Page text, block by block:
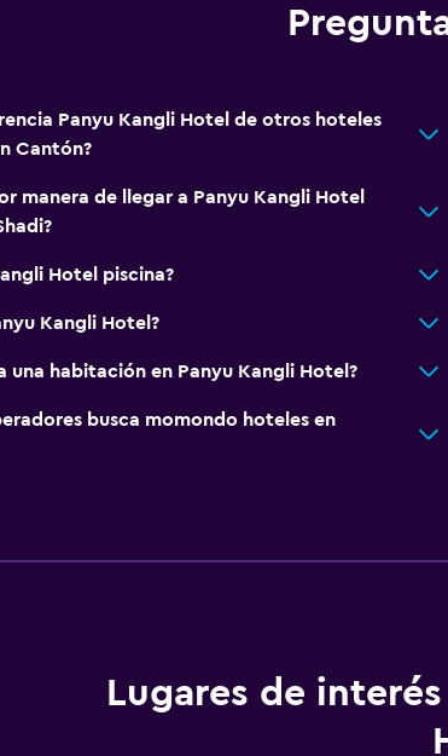
Panyu Kangli Hotel de otros hoteles
Cantón?
manera de llegar a Panyu Kangli Hotel
Hotel piscina?
Kangli Hotel?
una habitación en Panyu Kangli Hotel?
busca momondo hoteles en
Lugares de